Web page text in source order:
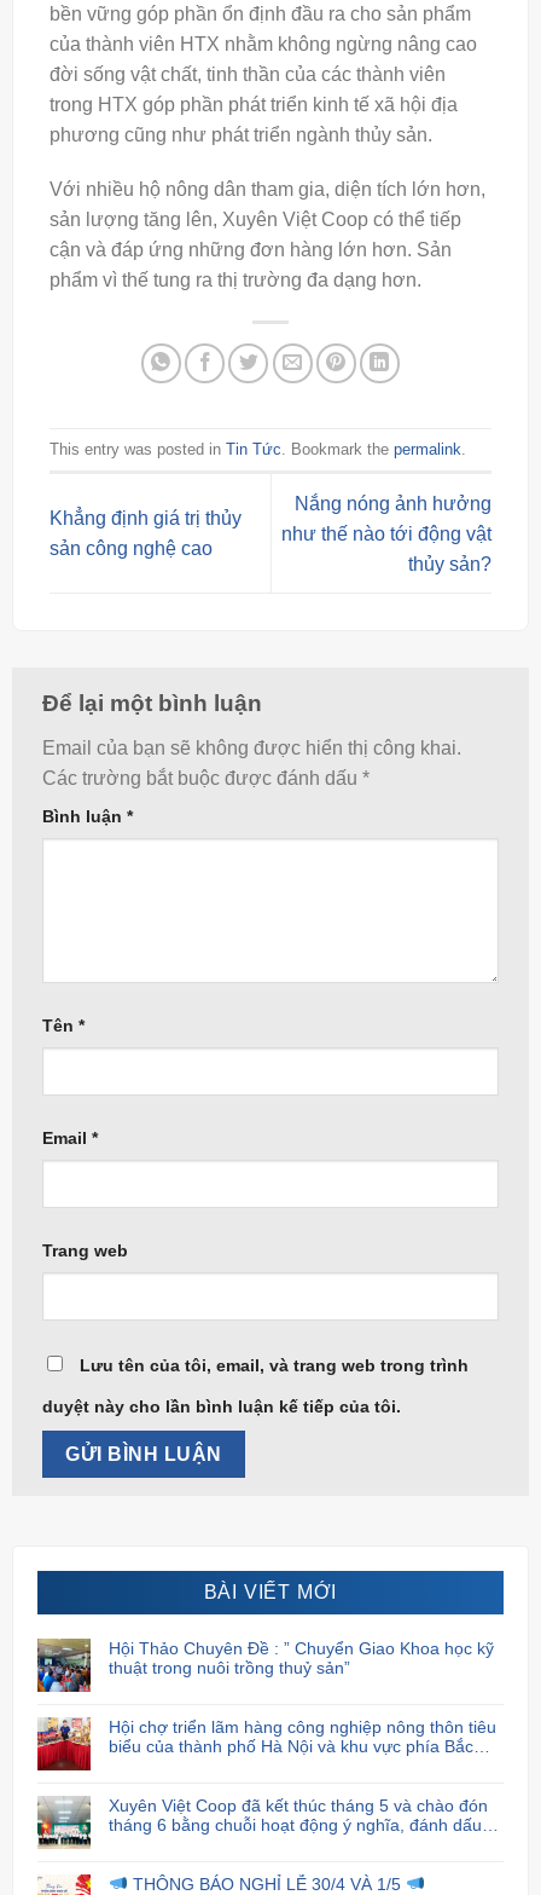
bền vững góp phần ổn định đầu ra cho sản phẩm
của thành viên HTX nhằm không ngừng nâng cao
đời sống vật chất, tinh thần của các thành viên
trong HTX góp phần phát triển kinh tế xã hội địa
phương cũng như phát triển ngành thủy sản.
Với nhiều hộ nông dân tham gia, diện tích lớn hơn,
sản lượng tăng lên, Xuyên Việt Coop có thể tiếp
cận và đáp ứng những đơn hàng lớn hơn. Sản
phẩm vì thế tung ra thị trường đa dạng hơn.
This entry was posted in Tin Tức . Bookmark the permalink
Khẳng định giá trị thủy
sản công nghệ cao
Nắng nóng ảnh hưởng
như thế nào tới động vật
thủy sản?
Để lại một bình luận
Email của bạn sẽ không được hiển thị công khai.
Các trường bắt buộc được đánh dấu *
Bình luận *
Tên *
Email *
Trang web
Lưu tên của tôi, email, và trang web trong trình
duyệt này cho lần bình luận kế tiếp của tôi.
BÀI VIẾT MỚI
Hội Thảo Chuyên Đề : ” Chuyển Giao Khoa học kỹ
thuật trong nuôi trồng thuỷ sản”
Hội chợ triển lãm hàng công nghiệp nông thôn tiêu
biểu của thành phố Hà Nội và khu vực phía Bắc
Xuyên Việt Coop đã kết thúc tháng 5 và chào đón
tháng 6 bằng chuỗi hoạt động ý nghĩa, đánh dấu
THÔNG BÁO NGHỈ LỄ 30/4 VÀ 1/5